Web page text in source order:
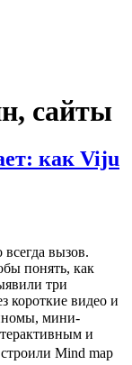
сайты
как Viju
вызов.
понять, как
три
короткие видео и
мини-
и
Mind map